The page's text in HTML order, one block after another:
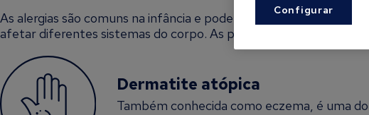
As alergias são comuns na infância e podem apresentar-se de
afetar diferentes sistemas do corpo. As principais manifestações
Dermatite atópica
Também conhecida como eczema, é uma
Configurar